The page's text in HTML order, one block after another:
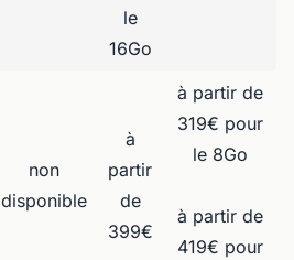
le
16Go
non
disponible
à
partir
de
399€
à partir de
319€ pour
le 8Go
à partir de
419€ pour